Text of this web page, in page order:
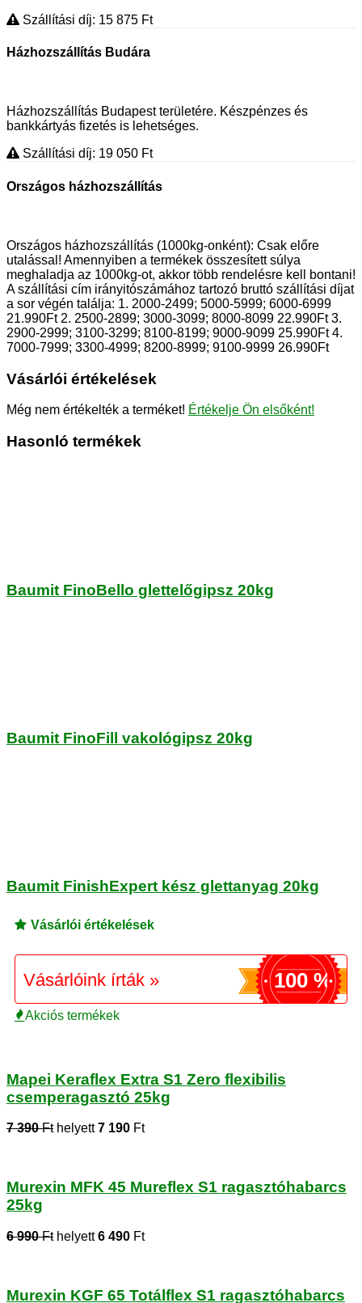
Szállítási díj: 15 875 Ft
Házhozszállítás Budára
Házhozszállítás Budapest területére. Készpénzes és
bankkártyás fizetés is lehetséges.
Szállítási díj: 19 050 Ft
Országos házhozszállítás
Országos házhozszállítás (1000kg-onként): Csak előre
utalással! Amennyiben a termékek összesített súlya
meghaladja az 1000kg-ot, akkor több rendelésre kell bontani!
A szállítási cím irányitószámához tartozó bruttó szállítási díjat
a sor végén találja: 1. 2000-2499; 5000-5999; 6000-6999
21.990Ft 2. 2500-2899; 3000-3099; 8000-8099 22.990Ft 3.
2900-2999; 3100-3299; 8100-8199; 9000-9099 25.990Ft 4.
7000-7999; 3300-4999; 8200-8999; 9100-9999 26.990Ft
Vásárlói értékelések
Még nem értékelték a terméket! Értékelje Ön elsőként!
Hasonló termékek
Baumit FinoBello glettelőgipsz 20kg
Baumit FinoFill vakológipsz 20kg
Baumit FinishExpert kész glettanyag 20kg
Vásárlói értékelések
Vásárlóink írták » 100 %
Akciós termékek
Mapei Keraflex Extra S1 Zero flexibilis
csemperagasztó 25kg
7 390 Fthelyett7 190 Ft
Murexin MFK 45 Mureflex S1 ragasztóhabarcs
25kg
6 990 Fthelyett6 490 Ft
Murexin KGF 65 Totálflex S1 ragasztóhabarcs